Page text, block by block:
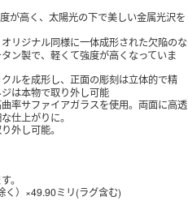
が高く、太陽光の下で美しい金属光沢を
リジナル同様に一体成形された欠陥のな
ン製で、軽くて強度が高くなっていま
ルを成形し、正面の彫刻は立体的で精
は本物で取り外し可能
率サファイアガラスを使用。両面に高透
仕上がりに。
外し可能。
。
く）×49.90ミリ(ラグ含む)